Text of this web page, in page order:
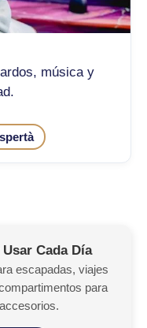
música y
Cada Día
escapadas, viajes
para